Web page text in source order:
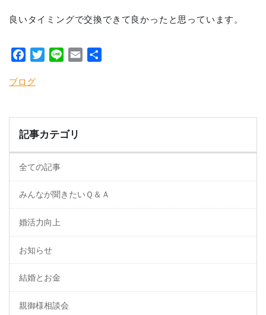
良いタイミングで交換できて良かったと思っています。
Facebook
TwitterLine Email
ブログ
記事カテゴリ
全ての記事
みんなが聞きたいＱ＆Ａ
婚活力向上
お知らせ
結婚とお金
親御様相談会